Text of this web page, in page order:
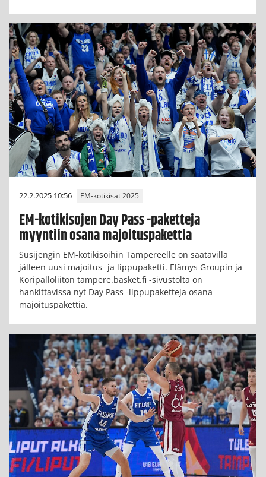
22.2.2025 10:56 EM-kotikisat 2025
EM-kotikisojen Day Pass -paketteja
myyntiin osana majoituspakettia
Susijengin EM-kotikisoihin Tampereelle on saatavilla
jälleen uusi majoitus- ja lippupaketti. Elämys Groupin ja
Koripalloliiton tampere.basket.fi -sivustolta on
hankittavissa nyt Day Pass -lippupaketteja osana
majoituspakettia.